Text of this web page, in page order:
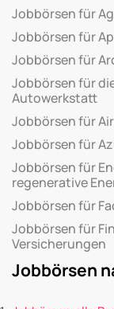
Jobbörsen für
Jobbörsen für
Jobbörsen für
Jobbörsen für
Autowerkstatt
Jobbörsen für
Jobbörsen für
Jobbörsen für
regenerative
Jobbörsen für
Jobbörsen für
Versicherungen
Jobbörsen